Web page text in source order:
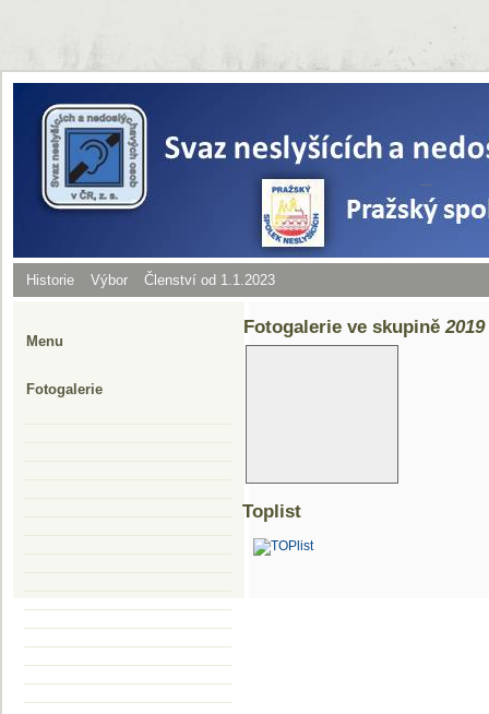
Historie Výbor Členství od 1.1.2023
Fotogalerie ve skupině2019
Menu
Fotogalerie
Toplist